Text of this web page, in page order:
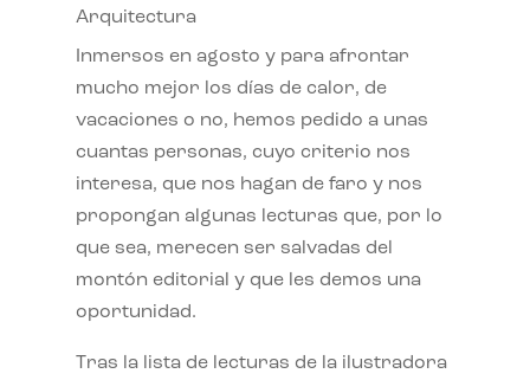
Arquitectura
Inmersos en agosto y para afrontar
mucho mejor los días de calor, de
vacaciones o no, hemos pedido a unas
cuantas personas, cuyo criterio nos
interesa, que nos hagan de faro y nos
propongan algunas lecturas que, por lo
que sea, merecen ser salvadas del
montón editorial y que les demos una
oportunidad.
Tras la lista de lecturas de la ilustradora